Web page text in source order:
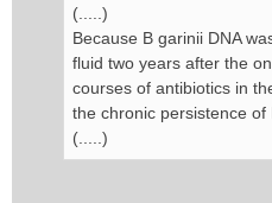
(.....)
Because B garinii DNA
fluid two years after the
courses of antibiotics in
the chronic persistence of
(.....)